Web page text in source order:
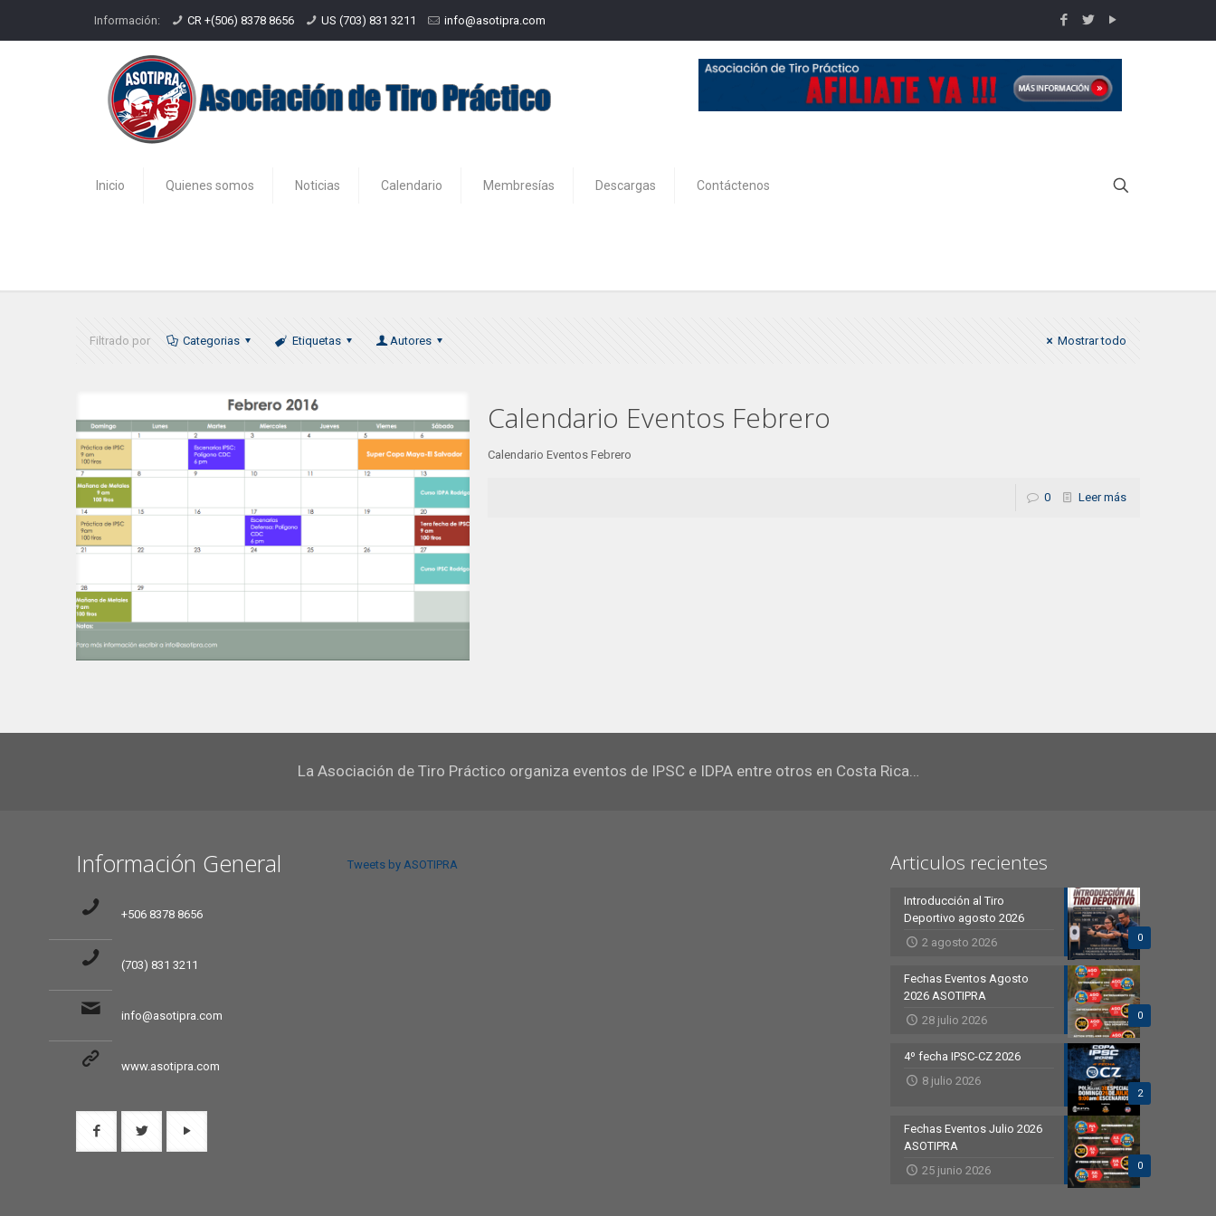
Información: CR +(506) 8378 8656 US (703) 831 3211 info@asotipra.com
Inicio Quienes somos Noticias Calendario Membresías Descargas Contáctenos
Filtrado por Categorias Etiquetas Autores Mostrar todo
Calendario Eventos Febrero
Calendario Eventos Febrero
0 Leer más
La Asociación de Tiro Práctico organiza eventos de IPSC e IDPA entre otros en Costa Rica…
Información General
+506 8378 8656
(703) 831 3211
info@asotipra.com
www.asotipra.com
Tweets by ASOTIPRA Articulos recientes
0
Introducción al Tiro
Deportivo agosto 2026
2 agosto 2026
0
Fechas Eventos Agosto
2026 ASOTIPRA
28 julio 2026
2
4º fecha IPSC-CZ 2026
8 julio 2026
0
Fechas Eventos Julio 2026
ASOTIPRA
25 junio 2026